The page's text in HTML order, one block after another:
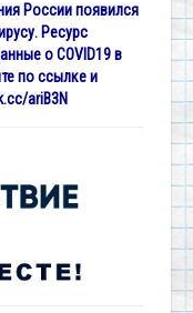
России появился
Ресурс
о COVID19 в
по ссылке и
ariB3N